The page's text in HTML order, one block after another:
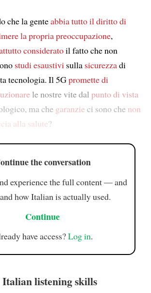
che la genteabbia tutto il diritto di
la propria preoccupazione,
consideratoil fatto che non
studi esaustivi sulla sicurezzadi
tecnologia. Il 5Gpromette di
le nostre vite dal punto di vista
ma che garanzie ci sono che non
alla salute?
the conversation
experience the full content — and
how Italian is actually used.
Continue
have access?Log in.
listening skills